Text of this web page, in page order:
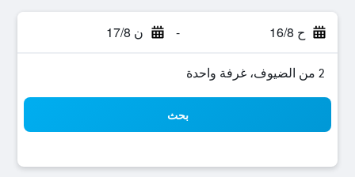
ح 16/8 - ن 17/8
2 من الضيوف، غرفة واحدة
بحث